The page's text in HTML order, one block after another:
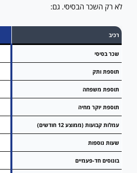
לא רק השכר הבסיסי. גם:
רכיב
שכר בסיסי
תוספת ותק
תוספת משפחה
תוספת יוקר מחיה
עמלות קבועות (ממוצע 12 חודשים)
שעות נוספות
בונוסים חד-פעמיים